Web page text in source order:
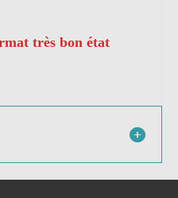
très bon état